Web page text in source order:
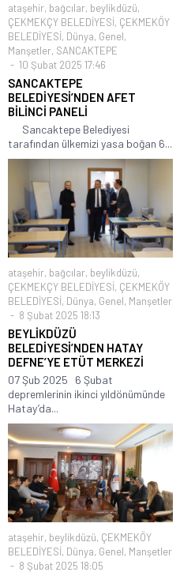
ataşehir, bağcılar, beylikdüzü,
ÇEKMEKÇY BELEDİYESİ, ÇEKMEKÖY
BELEDİYESİ, Dünya, Genel,
Manşetler, SANCAKTEPE
10 Şubat 2025 17:46
SANCAKTEPE
BELEDİYESİ’NDEN AFET
BİLİNCİ PANELİ
Sancaktepe Belediyesi
tarafından ülkemizi yasa boğan 6...
ataşehir, bağcılar, beylikdüzü,
ÇEKMEKÇY BELEDİYESİ, ÇEKMEKÖY
BELEDİYESİ, Dünya, Genel, Manşetler
8 Şubat 2025 18:13
BEYLİKDÜZÜ
BELEDİYESİ’NDEN HATAY
DEFNE’YE ETÜT MERKEZİ
07 Şub 2025 6 Şubat
depremlerinin ikinci yıldönümünde
Hatay’da...
ataşehir, beylikdüzü, ÇEKMEKÖY
BELEDİYESİ, Dünya, Genel, Manşetler
8 Şubat 2025 18:05